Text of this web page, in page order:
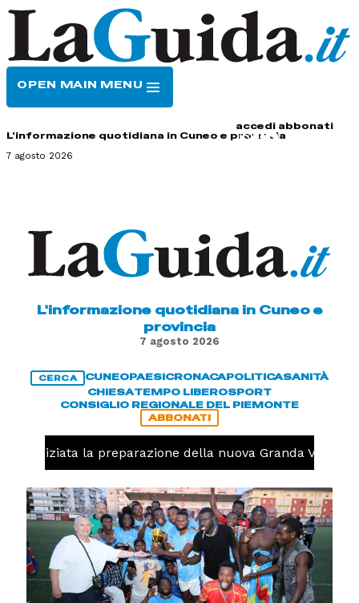
OPEN MAIN MENU
accedi abbonati
L'informazione quotidiana in Cuneo e provincia
7 agosto 2026
L'informazione quotidiana in Cuneo e
provincia
7 agosto 2026
CERCA CUNEOPAESICRONACAPOLITICASANITÀ
CHIESATEMPO LIBEROSPORT
CONSIGLIO REGIONALE DEL PIEMONTE
ABBONATI
iniziata la preparazione della nuova Granda Volley